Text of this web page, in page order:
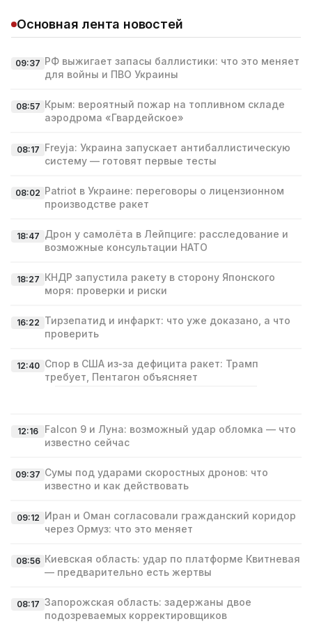
Основная лента новостей
09:37 РФ выжигает запасы баллистики: что это меняет
для войны и ПВО Украины
08:57 Крым: вероятный пожар на топливном складе
аэродрома «Гвардейское»
08:17 Freyja: Украина запускает антибаллистическую
систему — готовят первые тесты
08:02 Patriot в Украине: переговоры о лицензионном
производстве ракет
18:47 Дрон у самолёта в Лейпциге: расследование и
возможные консультации НАТО
18:27 КНДР запустила ракету в сторону Японского
моря: проверки и риски
16:22 Тирзепатид и инфаркт: что уже доказано, а что
проверить
12:40 Спор в США из‑за дефицита ракет: Трамп
требует, Пентагон объясняет
12:16
Falcon 9 и Луна: возможный удар обломка — что
известно сейчас
09:37 Сумы под ударами скоростных дронов: что
известно и как действовать
09:12 Иран и Оман согласовали гражданский коридор
через Ормуз: что это меняет
08:56 Киевская область: удар по платформе Квитневая
— предварительно есть жертвы
08:17 Запорожская область: задержаны двое
подозреваемых корректировщиков